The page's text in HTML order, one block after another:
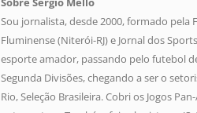
Sou jornalista, desde 2000, formado pela
Fluminense (Niterói-RJ) e Jornal dos
esporte amador, passando pelo futebol
Segunda Divisões, chegando a ser o
Rio, Seleção Brasileira. Cobri os Jogos